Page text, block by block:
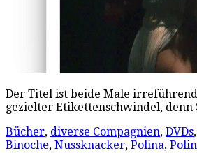
Der Titel ist beide Male
gezielter Etikettenschwindel, denn
Bücher, diverse Compagnien, DVDs,
Binoche, Nussknacker, Polina,